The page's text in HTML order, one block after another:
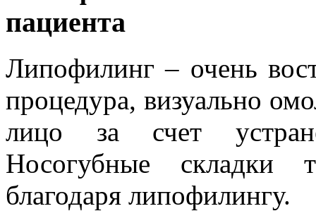
пациента
Липофилинг – очень
процедура, визуально
лицо за счет
Носогубные складки
благодаря липофилингу.